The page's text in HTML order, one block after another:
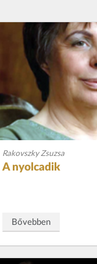
Rakovszky Zsuzsa
A nyolcadik
Bővebben